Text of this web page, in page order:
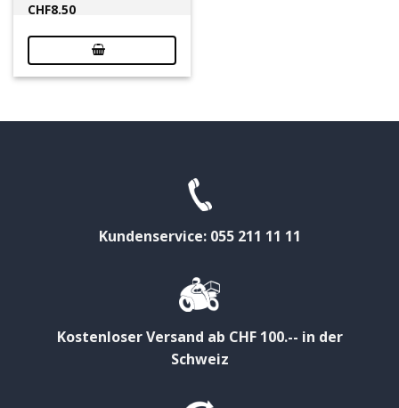
CHF8.50
Kundenservice: 055 211 11 11
Kostenloser Versand ab CHF 100.-- in der
Schweiz